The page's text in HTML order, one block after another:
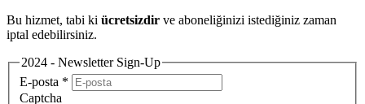
Bu hizmet, tabi ki ücretsizdir ve aboneliğinizi istediğiniz zaman
iptal edebilirsiniz.
2024 - Newsletter Sign-Up
E-posta *
Captcha